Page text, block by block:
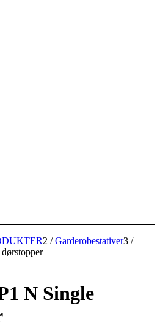
2 / Garderobestativer3 /
N Single